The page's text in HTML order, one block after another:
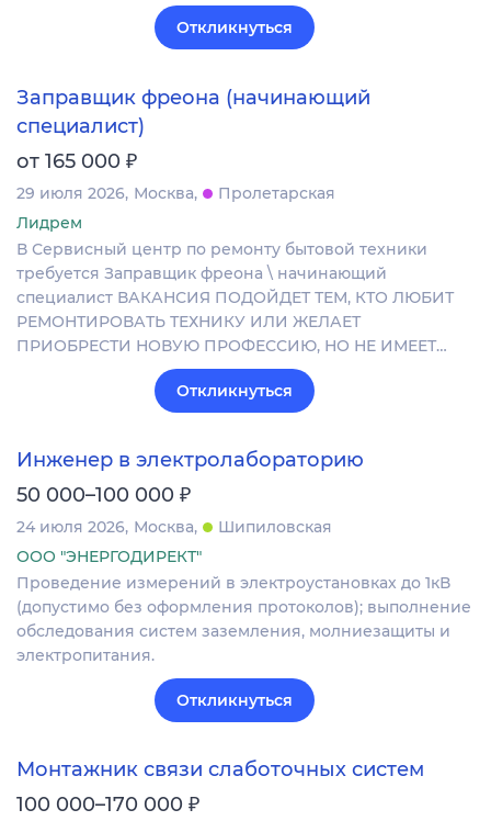
Откликнуться
Заправщик фреона (начинающий
специалист)
от 165 000 ₽
29 июля 2026 Москва
Пролетарская
Лидрем
В Сервисный центр по ремонту бытовой техники
требуется Заправщик фреона \ начинающий
специалист ВАКАНСИЯ ПОДОЙДЕТ ТЕМ, КТО ЛЮБИТ
РЕМОНТИРОВАТЬ ТЕХНИКУ ИЛИ ЖЕЛАЕТ
ПРИОБРЕСТИ НОВУЮ ПРОФЕССИЮ, НО НЕ ИМЕЕТ…
Откликнуться
Инженер в электролабораторию
50 000–100 000 ₽
24 июля 2026 Москва
Шипиловская
ООО "ЭНЕРГОДИРЕКТ"
Проведение измерений в электроустановках до 1кВ
(допустимо без оформления протоколов); выполнение
обследования систем заземления, молниезащиты и
электропитания.
Откликнуться
Монтажник связи слаботочных систем
100 000–170 000 ₽